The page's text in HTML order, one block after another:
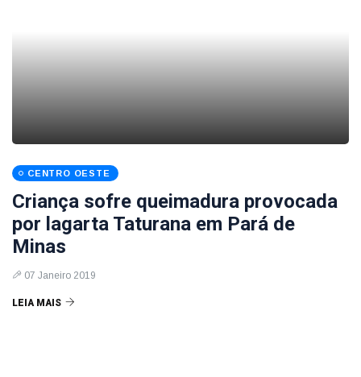
CENTRO OESTE
Criança sofre queimadura provocada
por lagarta Taturana em Pará de
Minas
07 Janeiro 2019
LEIA MAIS